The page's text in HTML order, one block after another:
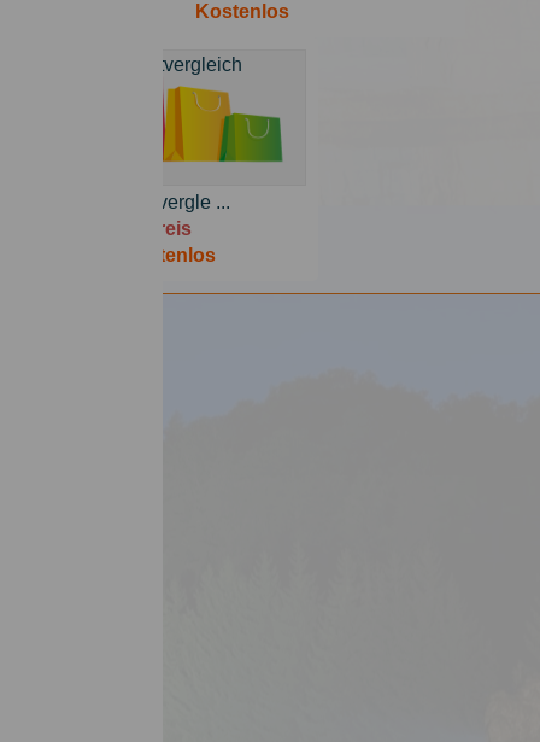
Kostenlos
Kreditvergle ...
Preis
Kostenlos